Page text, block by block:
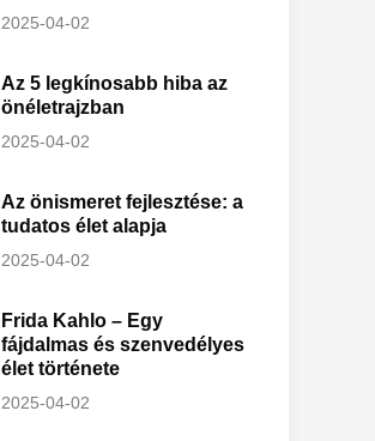
2025-04-02
Az 5 legkínosabb hiba az
önéletrajzban
2025-04-02
Az önismeret fejlesztése: a
tudatos élet alapja
2025-04-02
Frida Kahlo – Egy
fájdalmas és szenvedélyes
élet története
2025-04-02